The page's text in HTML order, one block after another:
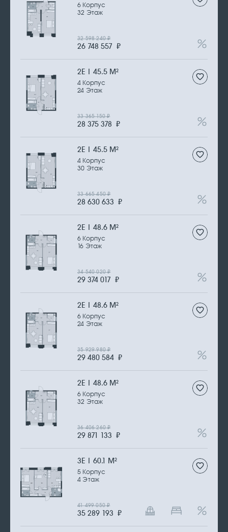
6 Корпус
32 Этаж
26 748 557 ₽
32 598 240₽
2Е | 45.5 М2
4 Корпус
24 Этаж
28 375 378 ₽
33 365 150₽
2Е | 45.5 М2
4 Корпус
30 Этаж
28 630 633 ₽
33 665 450₽
2Е | 48.6 М2
6 Корпус
16 Этаж
29 374 017 ₽
34 540 020₽
2Е | 48.6 М2
6 Корпус
24 Этаж
29 480 584 ₽
35 929 980₽
2Е | 48.6 М2
6 Корпус
32 Этаж
29 871 133 ₽
36 406 260₽
3Е | 60.1 М2
5 Корпус
4 Этаж
35 289 193 ₽
41 499 050₽